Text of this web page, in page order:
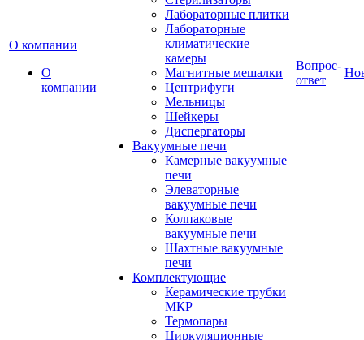
О компании
О
компании
Лабораторные плитки
Лабораторные
климатические
камеры
Магнитные мешалки
Центрифуги
Мельницы
Шейкеры
Диспергаторы
Вакуумные печи
Камерные вакуумные
печи
Элеваторные
вакуумные печи
Колпаковые
вакуумные печи
Шахтные вакуумные
печи
Комплектующие
Керамические трубки
МКР
Термопары
Циркуляционные
Вопрос-
ответ